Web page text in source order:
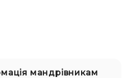
мандрівникам